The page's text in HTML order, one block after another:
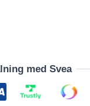
med Svea